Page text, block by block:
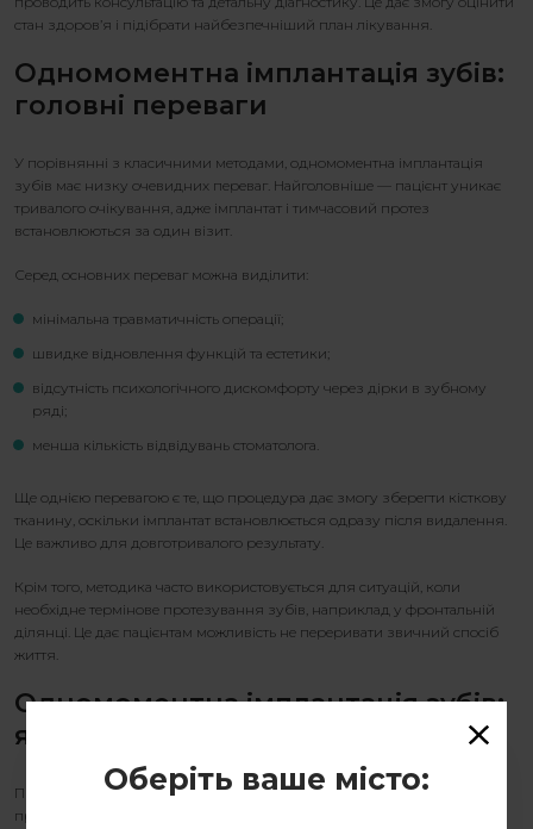
стан здоров’я і підібрати найбезпечніший план лікування.
Одномоментна імплантація зубів:
головні переваги
У порівнянні з класичними методами, одномоментна імплантація
зубів має низку очевидних переваг. Найголовніше — пацієнт уникає
тривалого очікування, адже імплантат і тимчасовий протез
встановлюються за один візит.
Серед основних переваг можна виділити:
мінімальна травматичність операції;
швидке відновлення функцій та естетики;
відсутність психологічного дискомфорту через дірки в зубному
ряді;
менша кількість відвідувань стоматолога.
Ще однією перевагою є те, що процедура дає змогу зберегти кісткову
тканину, оскільки імплантат встановлюється одразу після видалення.
Це важливо для довготривалого результату.
Крім того, методика часто використовується для ситуацій, коли
необхідне термінове протезування зубів, наприклад у фронтальній
ділянці. Це дає пацієнтам можливість не переривати звичний спосіб
життя.
Одномоментна імплантація зубів:
як відбувається процедура?
Процес такої імплантації складається з кількох етапів. Спочатку
проводиться ретельне обстеження пацієнта, включно з
Оберіть ваше місто: